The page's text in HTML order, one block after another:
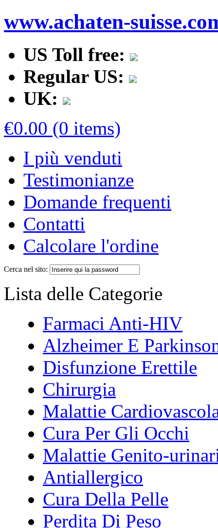
www.achaten-
US Toll free:
Regular US:
UK:
€0.00 (0 items)
I più venduti
Testimonianze
Domande frequenti
Contatti
Calcolare l'ordine
Cerca nel sito:
Lista delle Categorie
Farmaci Anti-HIV
Alzheimer E
Disfunzione Erettile
Chirurgia
Malattie
Cura Per Gli Occhi
Malattie Genito-
Antiallergico
Cura Della Pelle
Perdita Di Peso